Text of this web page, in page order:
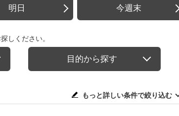
明日 今週末
しください。
目的から探す
もっと詳しい条件で絞り込む